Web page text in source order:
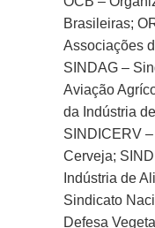
Brasileiras;
Associações
SINDAG –
Aviação
da Indústria
SINDICERV
Cerveja;
Indústria de
Sindicato
Defesa